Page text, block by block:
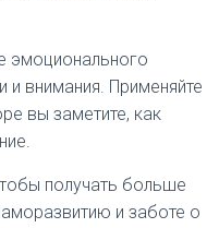
эмоционального
и внимания. Применяйте
вы заметите, как
получать больше
и заботе о